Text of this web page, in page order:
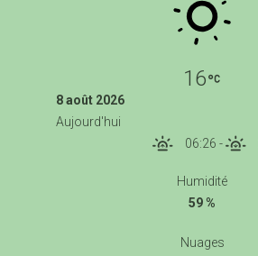
16
8 août 2026
Aujourd'hui
06:26 -
Humidité
59 %
Nuages